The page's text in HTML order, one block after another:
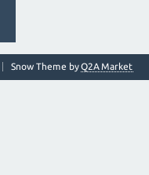
Snow Theme byQ2A Market